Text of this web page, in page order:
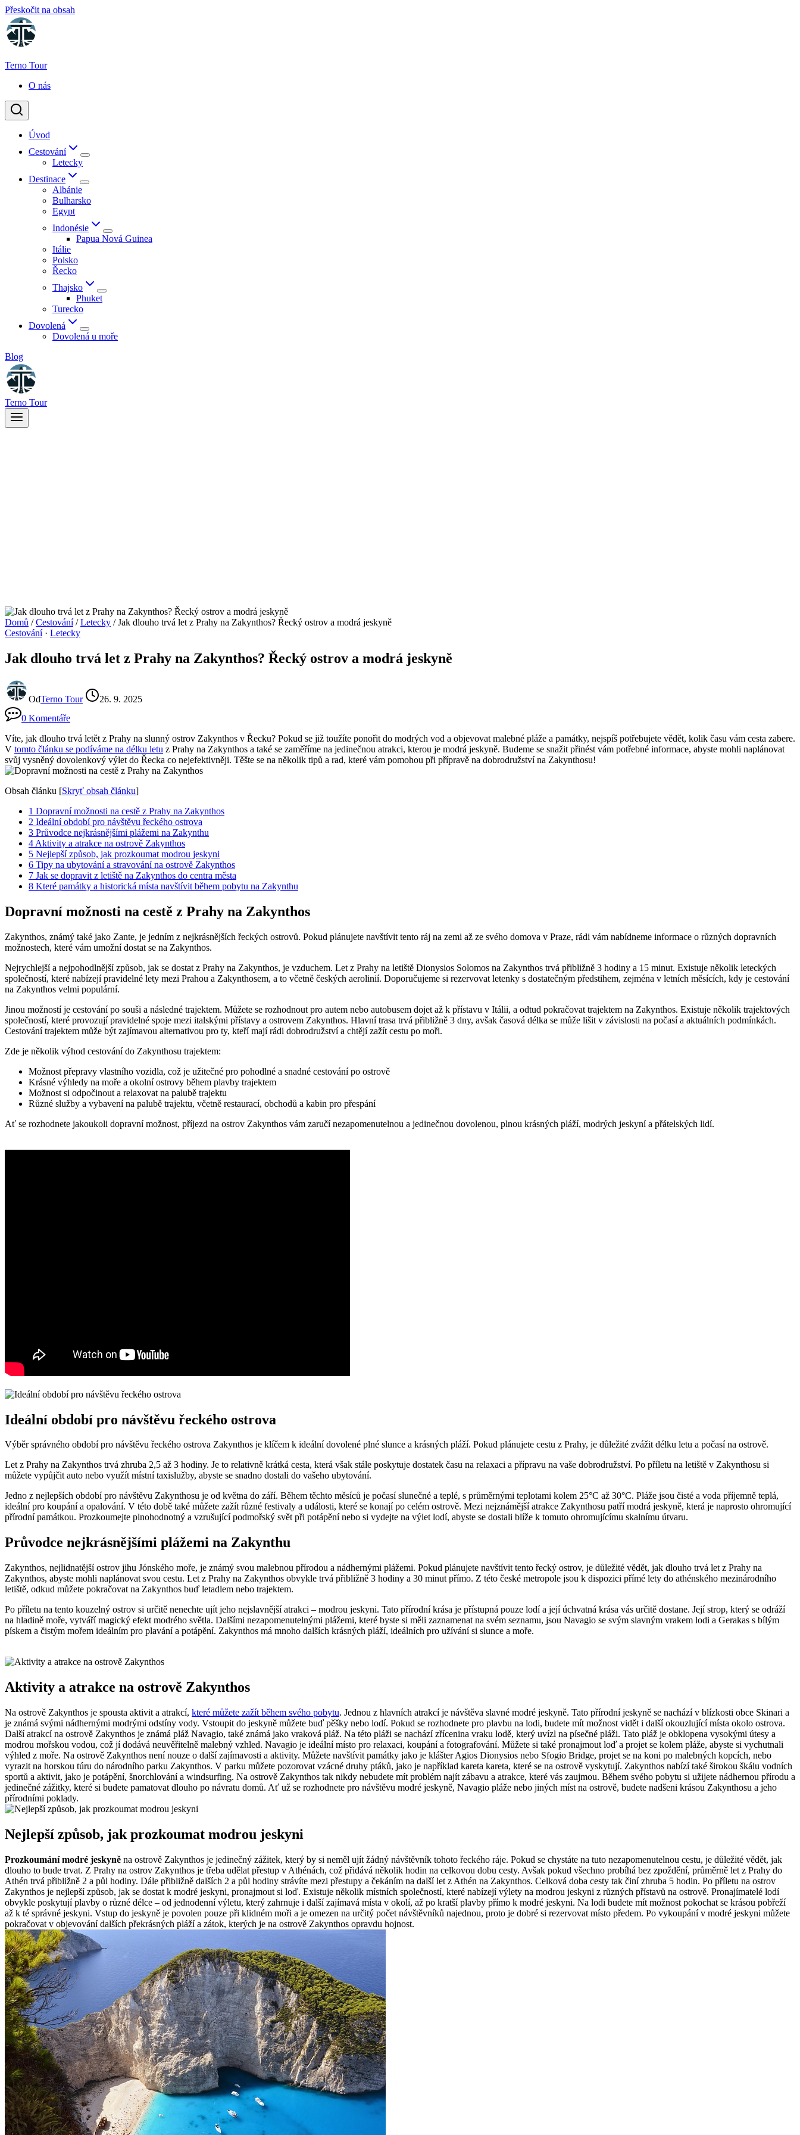
Přeskočit na obsah
Terno Tour
O nás
Úvod
Cestování
Letecky
Destinace
Albánie
Bulharsko
Egypt
Indonésie
Papua Nová Guinea
Itálie
Polsko
Řecko
Thajsko
Phuket
Turecko
Dovolená
Dovolená u moře
Blog
Terno Tour
Domů / Cestování / Letecky / Jak dlouho trvá let z Prahy na Zakynthos? Řecký ostrov a modrá jeskyně
Cestování· Letecky
Jak dlouho trvá let z Prahy na Zakynthos? Řecký ostrov a modrá jeskyně
OdTerno Tour
26. 9. 2025
0 Komentáře
Víte, jak dlouho trvá letět z Prahy na slunný ostrov Zakynthos v Řecku? Pokud se již toužíte ponořit do modrých vod a objevovat malebné pláže a památky, nejspíš potřebujete vědět, kolik času vám cesta zabere.
V tomto článku se podíváme na délku letu z Prahy na Zakynthos a také se zaměříme na jedinečnou atrakci, kterou je modrá jeskyně. Budeme se snažit přinést vám potřebné informace, abyste mohli naplánovat
svůj vysněný dovolenkový výlet do Řecka co nejefektivněji. Těšte se na několik tipů a rad, které vám pomohou při přípravě na dobrodružství na Zakynthosu!
Obsah článku [Skryť obsah článku]
1 Dopravní možnosti na cestě z Prahy na Zakynthos
2 Ideální období pro návštěvu řeckého ostrova
3 Průvodce nejkrásnějšími plážemi na Zakynthu
4 Aktivity a atrakce na ostrově Zakynthos
5 Nejlepší způsob, jak prozkoumat modrou jeskyni
6 Tipy na ubytování a stravování na ostrově Zakynthos
7 Jak se dopravit z letiště na Zakynthos do centra města
8 Které památky a historická místa navštívit během pobytu na Zakynthu
Dopravní možnosti na cestě z Prahy na Zakynthos
Zakynthos, známý také jako Zante, je jedním z nejkrásnějších řeckých ostrovů. Pokud plánujete navštívit tento ráj na zemi až ze svého domova v Praze, rádi vám nabídneme informace o různých dopravních
možnostech, které vám umožní dostat se na Zakynthos.
Nejrychlejší a nejpohodlnější způsob, jak se dostat z Prahy na Zakynthos, je vzduchem. Let z Prahy na letiště Dionysios Solomos na Zakynthos trvá přibližně 3 hodiny a 15 minut. Existuje několik leteckých
společností, které nabízejí pravidelné lety mezi Prahou a Zakynthosem, a to včetně českých aerolinií. Doporučujeme si rezervovat letenky s dostatečným předstihem, zejména v letních měsících, kdy je cestování
na Zakynthos velmi populární.
Jinou možností je cestování po souši a následné trajektem. Můžete se rozhodnout pro autem nebo autobusem dojet až k přístavu v Itálii, a odtud pokračovat trajektem na Zakynthos. Existuje několik trajektových
společností, které provozují pravidelné spoje mezi italskými přístavy a ostrovem Zakynthos. Hlavní trasa trvá přibližně 3 dny, avšak časová délka se může lišit v závislosti na počasí a aktuálních podmínkách.
Cestování trajektem může být zajímavou alternativou pro ty, kteří mají rádi dobrodružství a chtějí zažít cestu po moři.
Zde je několik výhod cestování do Zakynthosu trajektem:
Možnost přepravy vlastního vozidla, což je užitečné pro pohodlné a snadné cestování po ostrově
Krásné výhledy na moře a okolní ostrovy během plavby trajektem
Možnost si odpočinout a relaxovat na palubě trajektu
Různé služby a vybavení na palubě trajektu, včetně restaurací, obchodů a kabin pro přespání
Ať se rozhodnete jakoukoli dopravní možnost, příjezd na ostrov Zakynthos vám zaručí nezapomenutelnou a jedinečnou dovolenou, plnou krásných pláží, modrých jeskyní a přátelských lidí.
Ideální období pro návštěvu řeckého ostrova
Výběr správného období pro návštěvu řeckého ostrova Zakynthos je klíčem k ideální dovolené plné slunce a krásných pláží. Pokud plánujete cestu z Prahy, je důležité zvážit délku letu a počasí na ostrově.
Let z Prahy na Zakynthos trvá zhruba 2,5 až 3 hodiny. Je to relativně krátká cesta, která však stále poskytuje dostatek času na relaxaci a přípravu na vaše dobrodružství. Po příletu na letiště v Zakynthosu si
můžete vypůjčit auto nebo využít místní taxislužby, abyste se snadno dostali do vašeho ubytování.
Jedno z nejlepších období pro návštěvu Zakynthosu je od května do září. Během těchto měsíců je počasí slunečné a teplé, s průměrnými teplotami kolem 25°C až 30°C. Pláže jsou čisté a voda příjemně teplá,
ideální pro koupání a opalování. V této době také můžete zažít různé festivaly a události, které se konají po celém ostrově. Mezi nejznámější atrakce Zakynthosu patří modrá jeskyně, která je naprosto ohromující
přírodní památkou. Prozkoumejte plnohodnotný a vzrušující podmořský svět při potápění nebo si vydejte na výlet lodí, abyste se dostali blíže k tomuto ohromujícímu skalnímu útvaru.
Průvodce nejkrásnějšími plážemi na Zakynthu
Zakynthos, nejlidnatější ostrov jihu Jónského moře, je známý svou malebnou přírodou a nádhernými plážemi. Pokud plánujete navštívit tento řecký ostrov, je důležité vědět, jak dlouho trvá let z Prahy na
Zakynthos, abyste mohli naplánovat svou cestu. Let z Prahy na Zakynthos obvykle trvá přibližně 3 hodiny a 30 minut přímo. Z této české metropole jsou k dispozici přímé lety do athénského mezinárodního
letiště, odkud můžete pokračovat na Zakynthos buď letadlem nebo trajektem.
Po příletu na tento kouzelný ostrov si určitě nenechte ujít jeho nejslavnější atrakci – modrou jeskyni. Tato přírodní krása je přístupná pouze lodí a její úchvatná krása vás určitě dostane. Její strop, který se odráží
na hladině moře, vytváří magický efekt modrého světla. Dalšími nezapomenutelnými plážemi, které byste si měli zaznamenat na svém seznamu, jsou Navagio se svým slavným vrakem lodi a Gerakas s bílým
pískem a čistým mořem ideálním pro plavání a potápění. Zakynthos má mnoho dalších krásných pláží, ideálních pro užívání si slunce a moře.
Aktivity a atrakce na ostrově Zakynthos
Na ostrově Zakynthos je spousta aktivit a atrakcí, které můžete zažít během svého pobytu. Jednou z hlavních atrakcí je návštěva slavné modré jeskyně. Tato přírodní jeskyně se nachází v blízkosti obce Skinari a
je známá svými nádhernými modrými odstíny vody. Vstoupit do jeskyně můžete buď pěšky nebo lodí. Pokud se rozhodnete pro plavbu na lodi, budete mít možnost vidět i další okouzlující místa okolo ostrova.
Další atrakcí na ostrově Zakynthos je známá pláž Navagio, také známá jako vraková pláž. Na této pláži se nachází zřícenina vraku lodě, který uvízl na písečné pláži. Tato pláž je obklopena vysokými útesy a
modrou mořskou vodou, což jí dodává neuvěřitelně malebný vzhled. Navagio je ideální místo pro relaxaci, koupání a fotografování. Můžete si také pronajmout loď a projet se kolem pláže, abyste si vychutnali
výhled z moře. Na ostrově Zakynthos není nouze o další zajímavosti a aktivity. Můžete navštívit památky jako je klášter Agios Dionysios nebo Sfogio Bridge, projet se na koni po malebných kopcích, nebo
vyrazit na horskou túru do národního parku Zakynthos. V parku můžete pozorovat vzácné druhy ptáků, jako je například kareta kareta, které se na ostrově vyskytují. Zakynthos nabízí také širokou škálu vodních
sportů a aktivit, jako je potápění, šnorchlování a windsurfing. Na ostrově Zakynthos tak nikdy nebudete mít problém najít zábavu a atrakce, které vás zaujmou. Během svého pobytu si užijete nádhernou přírodu a
jedinečné zážitky, které si budete pamatovat dlouho po návratu domů. Ať už se rozhodnete pro návštěvu modré jeskyně, Navagio pláže nebo jiných míst na ostrově, budete nadšeni krásou Zakynthosu a jeho
přírodními poklady.
Nejlepší způsob, jak prozkoumat modrou jeskyni
Prozkoumání modré jeskyně na ostrově Zakynthos je jedinečný zážitek, který by si neměl ujít žádný návštěvník tohoto řeckého ráje. Pokud se chystáte na tuto nezapomenutelnou cestu, je důležité vědět, jak
dlouho to bude trvat. Z Prahy na ostrov Zakynthos je třeba udělat přestup v Athénách, což přidává několik hodin na celkovou dobu cesty. Avšak pokud všechno probíhá bez zpoždění, průměrně let z Prahy do
Athén trvá přibližně 2 a půl hodiny. Dále přibližně dalších 2 a půl hodiny strávíte mezi přestupy a čekáním na další let z Athén na Zakynthos. Celková doba cesty tak činí zhruba 5 hodin. Po příletu na ostrov
Zakynthos je nejlepší způsob, jak se dostat k modré jeskyni, pronajmout si loď. Existuje několik místních společností, které nabízejí výlety na modrou jeskyni z různých přístavů na ostrově. Pronajímatelé lodí
obvykle poskytují plavby o různé délce – od jednodenní výletu, který zahrnuje i další zajímavá místa v okolí, až po kratší plavby přímo k modré jeskyni. Na lodi budete mít možnost pokochat se krásou pobřeží
až k té správné jeskyni. Vstup do jeskyně je povolen pouze při klidném moři a je omezen na určitý počet návštěvníků najednou, proto je dobré si rezervovat místo předem. Po vykoupání v modré jeskyni můžete
pokračovat v objevování dalších překrásných pláží a zátok, kterých je na ostrově Zakynthos opravdu hojnost.